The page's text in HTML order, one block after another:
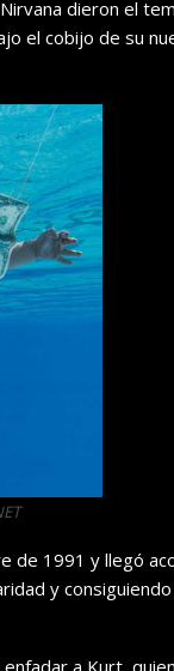
dieron el
el cobijo de su
de 1991 y llegó
y consiguiendo